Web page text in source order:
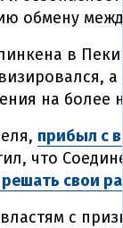
обмену
в
на более
прибыл с
что
свои
с